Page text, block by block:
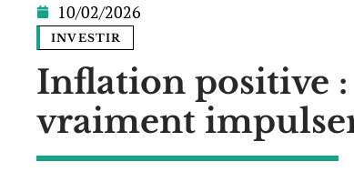
10/02/2026
INVESTIR
Inflation positive
vraiment